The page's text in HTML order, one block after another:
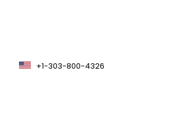
+1-303-800-4326